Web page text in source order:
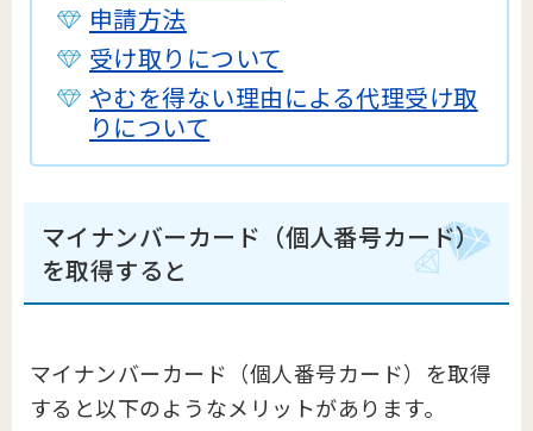
申請方法
受け取りについて
やむを得ない理由による代理受け取
りについて
マイナンバーカード（個人番号カード）
を取得すると
マイナンバーカード（個人番号カード）を取得
すると以下のようなメリットがあります。